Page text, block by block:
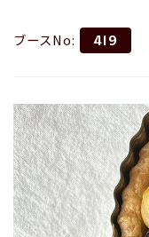
ブースNo: 419